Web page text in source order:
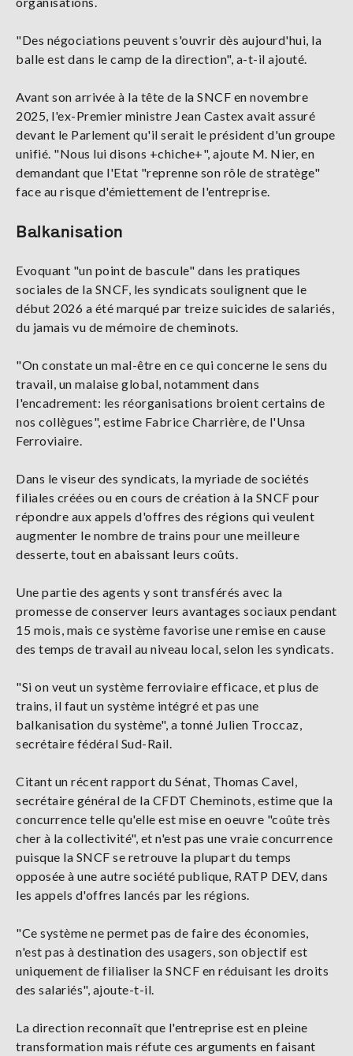
"Des négociations peuvent s'ouvrir dès aujourd'hui, la
balle est dans le camp de la direction", a-t-il ajouté.
Avant son arrivée à la tête de la SNCF en novembre
2025, l'ex-Premier ministre Jean Castex avait assuré
devant le Parlement qu'il serait le président d'un groupe
unifié. "Nous lui disons +chiche+", ajoute M. Nier, en
demandant que l'Etat "reprenne son rôle de stratège"
face au risque d'émiettement de l'entreprise.
Balkanisation
Evoquant "un point de bascule" dans les pratiques
sociales de la SNCF, les syndicats soulignent que le
début 2026 a été marqué par treize suicides de salariés,
du jamais vu de mémoire de cheminots.
"On constate un mal-être en ce qui concerne le sens du
travail, un malaise global, notamment dans
l'encadrement: les réorganisations broient certains de
nos collègues", estime Fabrice Charrière, de l'Unsa
Ferroviaire.
Dans le viseur des syndicats, la myriade de sociétés
filiales créées ou en cours de création à la SNCF pour
répondre aux appels d'offres des régions qui veulent
augmenter le nombre de trains pour une meilleure
desserte, tout en abaissant leurs coûts.
Une partie des agents y sont transférés avec la
promesse de conserver leurs avantages sociaux pendant
15 mois, mais ce système favorise une remise en cause
des temps de travail au niveau local, selon les syndicats.
"Si on veut un système ferroviaire efficace, et plus de
trains, il faut un système intégré et pas une
balkanisation du système", a tonné Julien Troccaz,
secrétaire fédéral Sud-Rail.
Citant un récent rapport du Sénat, Thomas Cavel,
secrétaire général de la CFDT Cheminots, estime que la
concurrence telle qu'elle est mise en oeuvre "coûte très
cher à la collectivité", et n'est pas une vraie concurrence
puisque la SNCF se retrouve la plupart du temps
opposée à une autre société publique, RATP DEV, dans
les appels d'offres lancés par les régions.
"Ce système ne permet pas de faire des économies,
n'est pas à destination des usagers, son objectif est
uniquement de filialiser la SNCF en réduisant les droits
des salariés", ajoute-t-il.
La direction reconnaît que l'entreprise est en pleine
transformation mais réfute ces arguments en faisant